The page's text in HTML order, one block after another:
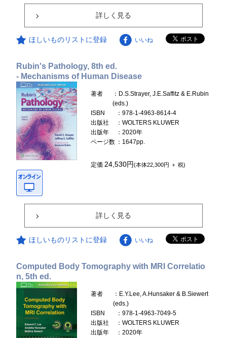
詳しく見る
ほしいものリストに登録 いいね
Rubin's Pathology, 8th ed.
- Mechanisms of Human Disease
著者
：D.S.Strayer, J.E.Saffitz & E.Rubin
(eds.)
ISBN
：978-1-4963-8614-4
出版社
：WOLTERS KLUWER
出版年
：2020年
ページ数 ：1647pp.
定価24,530円(本体22,300円 ＋ 税)
詳しく見る
ほしいものリストに登録 いいね
Computed Body Tomography with MRI Correlatio
n, 5th ed.
著者
：E.Y.Lee, A.Hunsaker & B.Siewert
(eds.)
ISBN
：978-1-4963-7049-5
出版社
：WOLTERS KLUWER
出版年
：2020年